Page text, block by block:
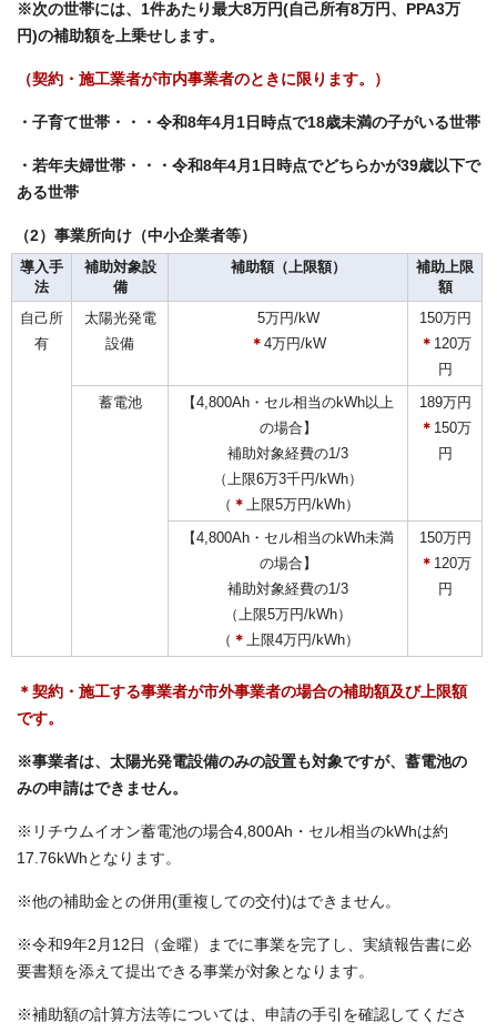
※次の世帯には、1件あたり最大8万円(自己所有8万円、PPA3万
円)の補助額を上乗せします。
（契約・施工業者が市内事業者のときに限ります。）
・子育て世帯・・・令和8年4月1日時点で18歳未満の子がいる世帯
・若年夫婦世帯・・・令和8年4月1日時点でどちらかが39歳以下で
ある世帯
（2）事業所向け（中小企業者等）
導入手
法
補助対象設
備
補助額（上限額）
補助上限
額
自己所
有
太陽光発電
設備
5万円/kW
＊ 4万円/kW
150万円
＊ 120万
円
蓄電池
【4,800Ah・セル相当のkWh以上
の場合】
補助対象経費の1/3
（上限6万3千円/kWh）
（ ＊ 上限5万円/kWh）
189万円
＊ 150万
円
【4,800Ah・セル相当のkWh未満
の場合】
補助対象経費の1/3
（上限5万円/kWh）
（ ＊ 上限4万円/kWh）
150万円
＊ 120万
円
＊契約・施工する事業者が市外事業者の場合の補助額及び上限額
です。
※事業者は、太陽光発電設備のみの設置も対象ですが、蓄電池の
みの申請はできません。
※リチウムイオン蓄電池の場合4,800Ah・セル相当のkWhは約
17.76kWhとなります。
※他の補助金との併用(重複しての交付)はできません。
※令和9年2月12日（金曜）までに事業を完了し、実績報告書に必
要書類を添えて提出できる事業が対象となります。
※補助額の計算方法等については、申請の手引を確認してくださ